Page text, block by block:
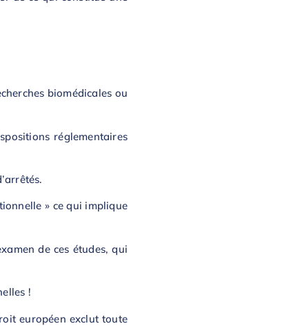
biomédicales ou
réglementaires
» ce qui implique
de ces études, qui
!
européen exclut toute